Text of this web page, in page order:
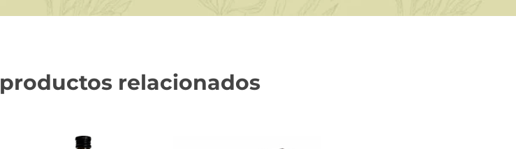
productos relacionados